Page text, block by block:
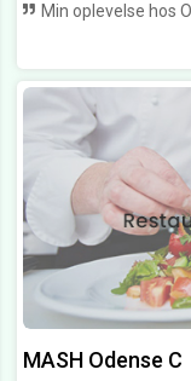
Min oplevelse hos Original Pita i Odense Torvegade 1 har
MASH Odense C